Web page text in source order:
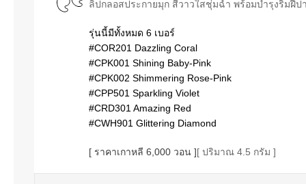
ลิปกลอสประกายมุก สีวาวใสชุ่มฉ่ำ พร้อมบำรุงริมฝี
รุ่นนี้มีทั้งหมด 6 เบอร์
#COR201 Dazzling Coral
#CPK001 Shining Baby-Pink
#CPK002 Shimmering Rose-Pink
#CPP501 Sparkling Violet
#CRD301 Amazing Red
#CWH901 Glittering Diamond
[ ราคาเกาหลี 6,000 วอน ][ ปริมาณ 4.5 กรัม ]